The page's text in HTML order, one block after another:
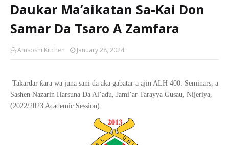
Daukar Ma’aikatan Sa-Kai Don
Samar Da Tsaro A Zamfara
Amsoshi Kitchen January 28, 2024
Takardar ƙara wa juna sani da aka gabatar a ajin ALH 400: Seminars, a
Sashen Nazarin Harsuna Da Al’adu, Jami’ar Tarayya Gusau, Nijeriya,
(2022/2023 Academic Session).